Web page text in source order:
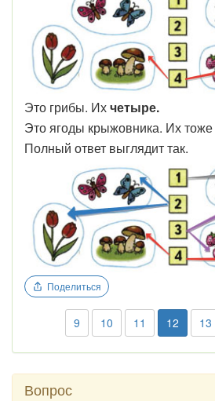
Это грибы. Ихчетыре.
Это ягоды крыжовника. Их тоже
Полный ответ выглядит так.
Поделиться
9 10 11 12 13
Вопрос